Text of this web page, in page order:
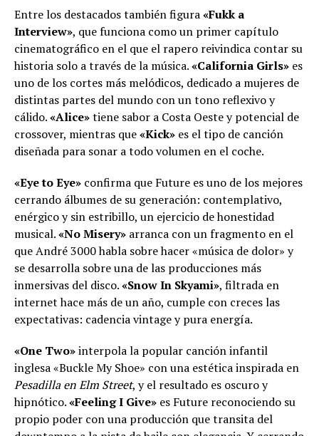
Entre los destacados también figura«Fukk a
Interview», que funciona como un primer capítulo
cinematográfico en el que el rapero reivindica contar su
historia solo a través de la música.«California Girls» es
uno de los cortes más melódicos, dedicado a mujeres de
distintas partes del mundo con un tono reflexivo y
cálido.«Alice»tiene sabor a Costa Oeste y potencial de
crossover, mientras que«Kick» es el tipo de canción
diseñada para sonar a todo volumen en el coche.
«Eye to Eye» confirma que Future es uno de los mejores
cerrando álbumes de su generación: contemplativo,
enérgico y sin estribillo, un ejercicio de honestidad
musical.«No Misery» arranca con un fragmento en el
que André 3000 habla sobre hacer «música de dolor» y
se desarrolla sobre una de las producciones más
inmersivas del disco.«Snow In Skyami», filtrada en
internet hace más de un año, cumple con creces las
expectativas: cadencia vintage y pura energía.
«One Two»interpola la popular canción infantil
inglesa «Buckle My Shoe» con una estética inspirada en
Pesadilla en Elm Street, y el resultado es oscuro y
hipnótico.«Feeling I Give» es Future reconociendo su
propio poder con una producción que transita del